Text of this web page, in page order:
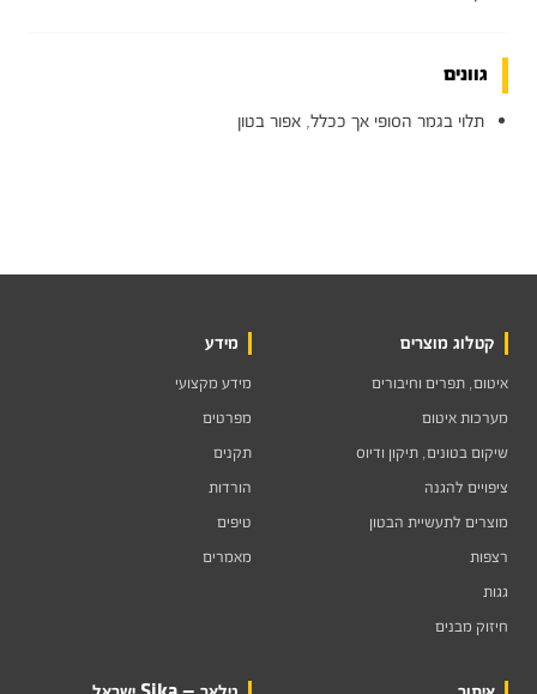
גוונים
תלוי בגמר הסופי אך ככלל, אפור בטון
קטלוג מוצרים
איטום, תפרים וחיבורים
מערכות איטום
שיקום בטונים, תיקון ודיוס
ציפויים להגנה
מוצרים לתעשיית הבטון
רצפות
גגות
חיזוק מבנים
מידע
מידע מקצועי
מפרטים
תקנים
הורדות
טיפים
מאמרים